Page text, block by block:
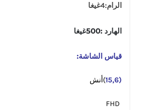
الرام:4غيغا
الهارد :500غيغا
قياس الشاشة:
(15,6 )أنش